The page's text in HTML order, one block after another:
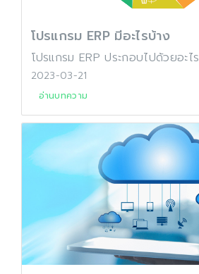
โปรแกรม ERP มีอะไรบ้าง
โปรแกรม ERP ประกอบไปด้วยอะไร
2023-03-21
อ่านบทความ